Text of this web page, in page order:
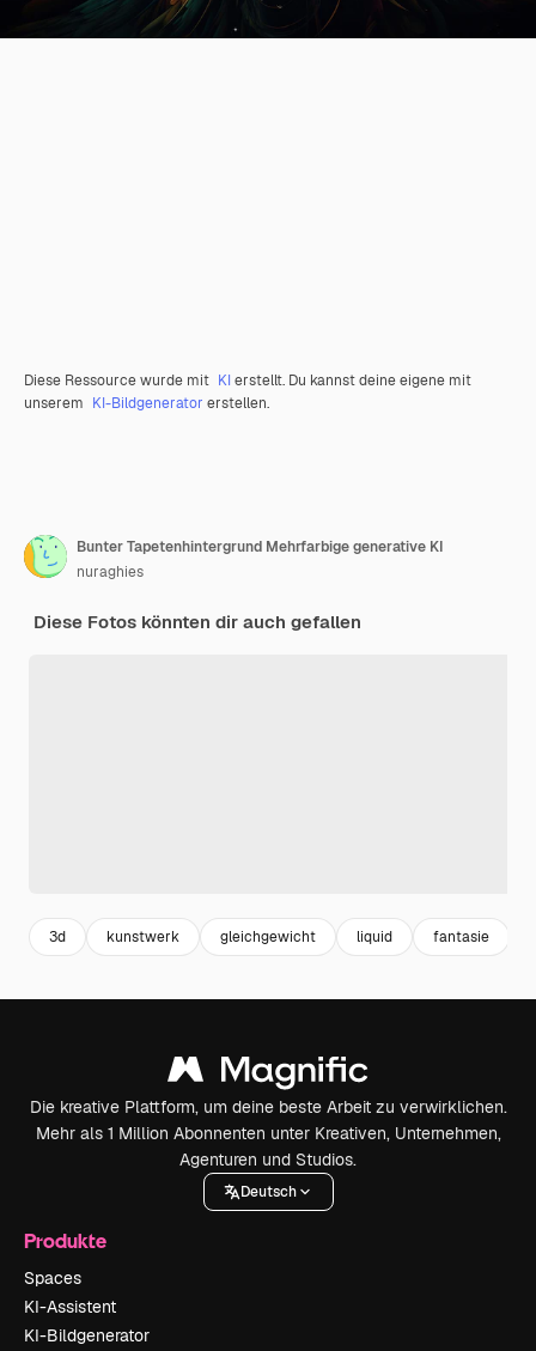
Diese Ressource wurde mit KIerstellt. Du kannst deine eigene mit
unserem KI-Bildgenerator erstellen.
Bunter Tapetenhintergrund Mehrfarbige generative KI
nuraghies
Diese Fotos könnten dir auch gefallen
3d kunstwerk gleichgewicht liquid fantasie
Die kreative Plattform, um deine beste Arbeit zu verwirklichen.
Mehr als 1 Million Abonnenten unter Kreativen, Unternehmen,
Agenturen und Studios.
Deutsch
Produkte
Spaces
KI-Assistent
KI-Bildgenerator